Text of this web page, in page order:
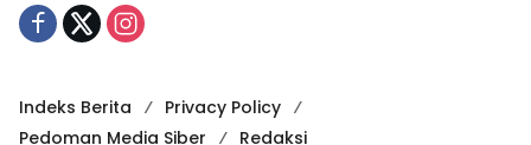
Indeks Berita
Privacy Policy
Pedoman Media Siber
Redaksi